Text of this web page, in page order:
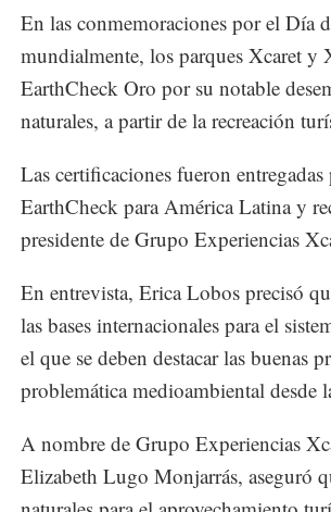
En las conmemoraciones por el Día
mundialmente, los parques Xcaret
EarthCheck Oro por su notable
naturales, a partir de la recreación
Las certificaciones fueron
EarthCheck para América Latina y
presidente de Grupo Experiencias
En entrevista, Erica Lobos precisó
las bases internacionales para el
el que se deben destacar las buenas
problemática medioambiental desde
A nombre de Grupo Experiencias
Elizabeth Lugo Monjarrás, aseguró